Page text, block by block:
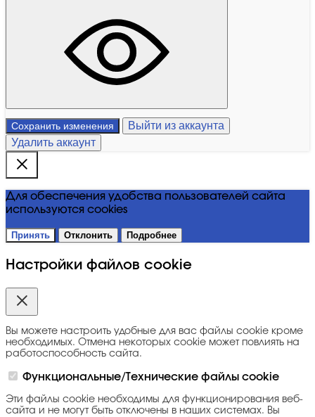
Сохранить изменения
Выйти из аккаунта
Удалить аккаунт
Для обеспечения удобства пользователей сайта
используются cookies
Принять Отклонить Подробнее
Настройки файлов cookie
Вы можете настроить удобные для вас файлы cookie кроме
необходимых. Отмена некоторых cookie может повлиять на
работоспособность сайта.
Функциональные/Технические файлы cookie
Эти файлы cookie необходимы для функционирования веб-
сайта и не могут быть отключены в наших системах. Вы